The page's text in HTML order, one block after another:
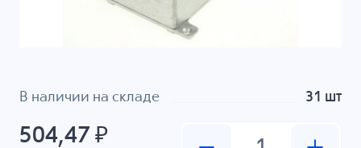
В наличии на складе 31 шт
504,47 ₽